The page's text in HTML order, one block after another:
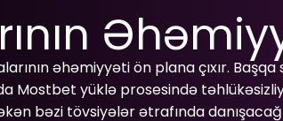
əhəmiyyəti ön plana çıxır.
Mostbet yüklə prosesində
bəzi tövsiyələr ətrafında